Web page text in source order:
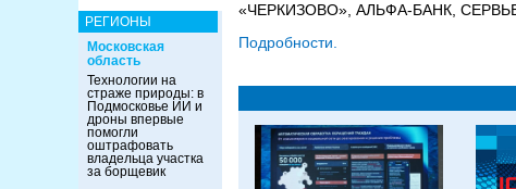
РЕГИОНЫ
Московская
область
Технологии на
страже природы: в
Подмосковье ИИ и
дроны впервые
помогли
оштрафовать
владельца участка
за борщевик
«ЧЕРКИЗОВО», АЛЬФА-БАНК,
Подробности.